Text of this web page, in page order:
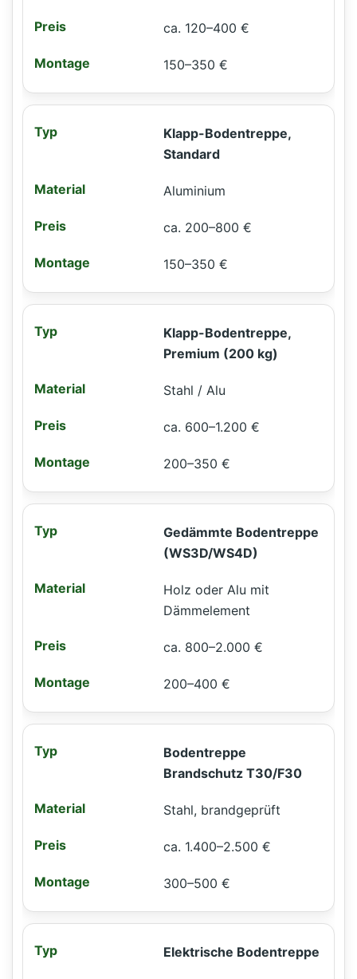
ca. 120–400 €
150–350 €
Klapp-Bodentreppe,
Standard
Aluminium
ca. 200–800 €
150–350 €
Klapp-Bodentreppe,
Premium (200 kg)
Stahl / Alu
ca. 600–1.200 €
200–350 €
Gedämmte Bodentreppe
(WS3D/WS4D)
Holz oder Alu mit
Dämmelement
ca. 800–2.000 €
200–400 €
Bodentreppe
Brandschutz T30/F30
Stahl, brandgeprüft
ca. 1.400–2.500 €
300–500 €
Elektrische Bodentreppe